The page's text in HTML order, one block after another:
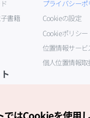
書籍
プライバシーポ
Cookieの設定
Cookieポリシー
位置情報サー
個人位置情報